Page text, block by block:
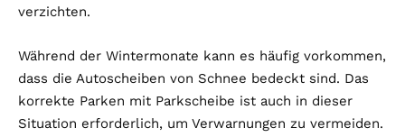
verzichten.
Während der Wintermonate kann es häufig vorkommen,
dass die Autoscheiben von Schnee bedeckt sind. Das
korrekte Parken mit Parkscheibe ist auch in dieser
Situation erforderlich, um Verwarnungen zu vermeiden.